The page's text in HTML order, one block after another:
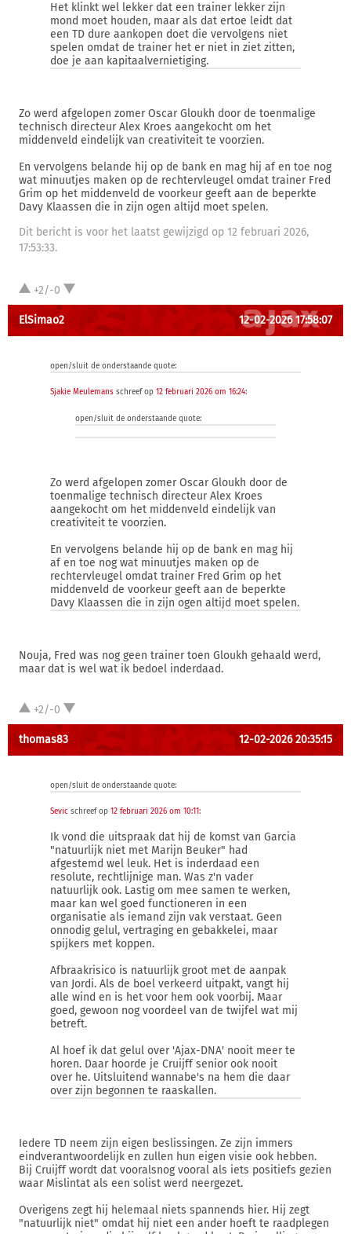
Het klinkt wel lekker dat een trainer lekker zijn
mond moet houden, maar als dat ertoe leidt dat
een TD dure aankopen doet die vervolgens niet
spelen omdat de trainer het er niet in ziet zitten,
doe je aan kapitaalvernietiging.
Zo werd afgelopen zomer Oscar Gloukh door de toenmalige
technisch directeur Alex Kroes aangekocht om het
middenveld eindelijk van creativiteit te voorzien.
En vervolgens belande hij op de bank en mag hij af en toe nog
wat minuutjes maken op de rechtervleugel omdat trainer Fred
Grim op het middenveld de voorkeur geeft aan de beperkte
Davy Klaassen die in zijn ogen altijd moet spelen.
Dit bericht is voor het laatst gewijzigd op 12 februari 2026,
17:53:33.
+2/-0
ElSimao2 12-02-2026 17:58:07
open/sluit de onderstaande quote:
Sjakie Meulemans schreef op 12 februari 2026 om 16:24:
open/sluit de onderstaande quote:
Zo werd afgelopen zomer Oscar Gloukh door de
toenmalige technisch directeur Alex Kroes
aangekocht om het middenveld eindelijk van
creativiteit te voorzien.
En vervolgens belande hij op de bank en mag hij
af en toe nog wat minuutjes maken op de
rechtervleugel omdat trainer Fred Grim op het
middenveld de voorkeur geeft aan de beperkte
Davy Klaassen die in zijn ogen altijd moet spelen.
Nouja, Fred was nog geen trainer toen Gloukh gehaald werd,
maar dat is wel wat ik bedoel inderdaad.
+2/-0
thomas83 12-02-2026 20:35:15
open/sluit de onderstaande quote:
Sevic schreef op 12 februari 2026 om 10:11:
Ik vond die uitspraak dat hij de komst van Garcia
"natuurlijk niet met Marijn Beuker" had
afgestemd wel leuk. Het is inderdaad een
resolute, rechtlijnige man. Was z'n vader
natuurlijk ook. Lastig om mee samen te werken,
maar kan wel goed functioneren in een
organisatie als iemand zijn vak verstaat. Geen
onnodig gelul, vertraging en gebakkelei, maar
spijkers met koppen.
Afbraakrisico is natuurlijk groot met de aanpak
van Jordi. Als de boel verkeerd uitpakt, vangt hij
alle wind en is het voor hem ook voorbij. Maar
goed, gewoon nog voordeel van de twijfel wat mij
betreft.
Al hoef ik dat gelul over 'Ajax-DNA' nooit meer te
horen. Daar hoorde je Cruijff senior ook nooit
over he. Uitsluitend wannabe's na hem die daar
over zijn begonnen te raaskallen.
Iedere TD neem zijn eigen beslissingen. Ze zijn immers
eindverantwoordelijk en zullen hun eigen visie ook hebben.
Bij Cruijff wordt dat vooralsnog vooral als iets positiefs gezien
waar Mislintat als een solist werd neergezet.
Overigens zegt hij helemaal niets spannends hier. Hij zegt
"natuurlijk niet" omdat hij niet een ander hoeft te raadplegen